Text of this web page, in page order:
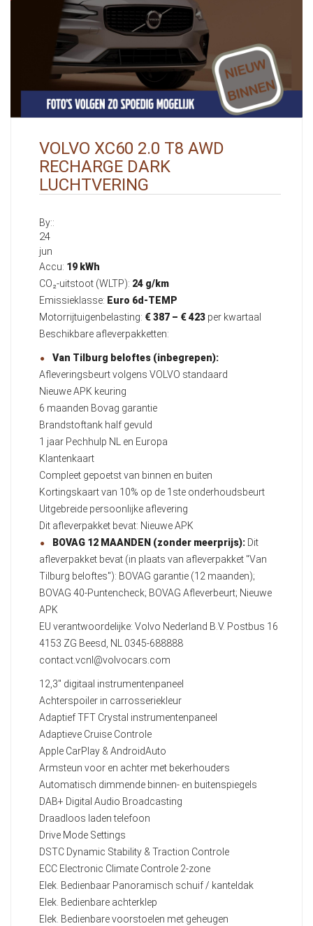
VOLVO XC60 2.0 T8 AWD
RECHARGE DARK
LUCHTVERING
By::
24
jun
Accu: 19 kWh
CO₂-uitstoot (WLTP): 24 g/km
Emissieklasse: Euro 6d-TEMP
Motorrijtuigenbelasting: € 387 – € 423 per kwartaal
Beschikbare afleverpakketten:
Van Tilburg beloftes (inbegrepen):
Afleveringsbeurt volgens VOLVO standaard
Nieuwe APK keuring
6 maanden Bovag garantie
Brandstoftank half gevuld
1 jaar Pechhulp NL en Europa
Klantenkaart
Compleet gepoetst van binnen en buiten
Kortingskaart van 10% op de 1ste onderhoudsbeurt
Uitgebreide persoonlijke aflevering
Dit afleverpakket bevat: Nieuwe APK
BOVAG 12 MAANDEN (zonder meerprijs): Dit
afleverpakket bevat (in plaats van afleverpakket "Van
Tilburg beloftes"): BOVAG garantie (12 maanden);
BOVAG 40-Puntencheck; BOVAG Afleverbeurt; Nieuwe
APK
EU verantwoordelijke: Volvo Nederland B.V. Postbus 16
4153 ZG Beesd, NL 0345-688888
contact.vcnl@volvocars.com
12,3" digitaal instrumentenpaneel
Achterspoiler in carrosseriekleur
Adaptief TFT Crystal instrumentenpaneel
Adaptieve Cruise Controle
Apple CarPlay & AndroidAuto
Armsteun voor en achter met bekerhouders
Automatisch dimmende binnen- en buitenspiegels
DAB+ Digital Audio Broadcasting
Draadloos laden telefoon
Drive Mode Settings
DSTC Dynamic Stability & Traction Controle
ECC Electronic Climate Controle 2-zone
Elek. Bedienbaar Panoramisch schuif / kanteldak
Elek. Bedienbare achterklep
Elek. Bedienbare voorstoelen met geheugen